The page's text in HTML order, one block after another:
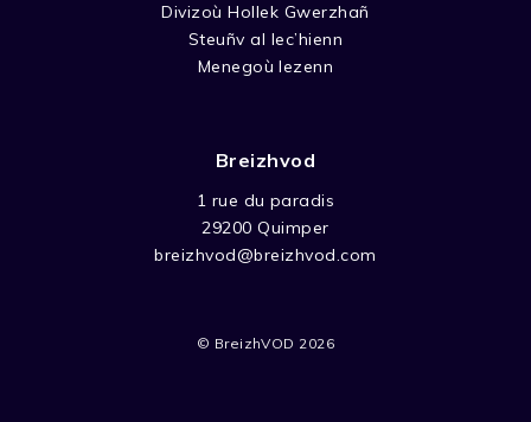
Divizoù Hollek Gwerzhañ
Steuñv al lec’hienn
Menegoù lezenn
Breizhvod
1 rue du paradis
29200 Quimper
breizhvod@breizhvod.com
© BreizhVOD 2026